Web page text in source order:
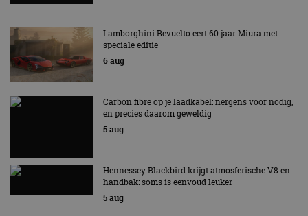
Lamborghini Revuelto eert 60 jaar Miura met
speciale editie
6 aug
Carbon fibre op je laadkabel: nergens voor nodig,
en precies daarom geweldig
5 aug
Hennessey Blackbird krijgt atmosferische V8 en
handbak: soms is eenvoud leuker
5 aug